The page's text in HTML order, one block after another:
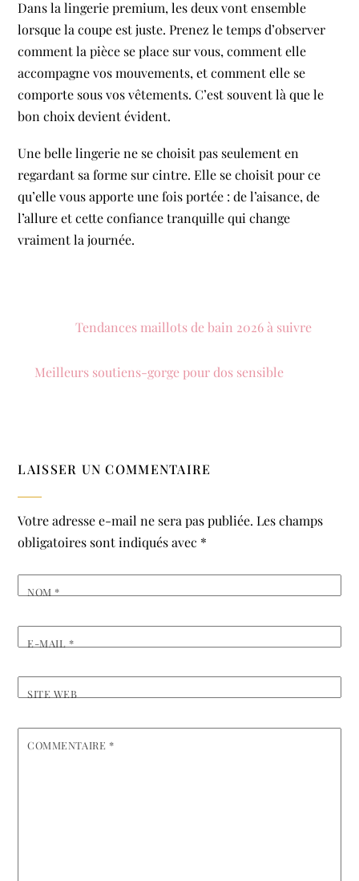
Dans la lingerie premium, les deux vont ensemble
lorsque la coupe est juste. Prenez le temps d’observer
comment la pièce se place sur vous, comment elle
accompagne vos mouvements, et comment elle se
comporte sous vos vêtements. C’est souvent là que le
bon choix devient évident.
Une belle lingerie ne se choisit pas seulement en
regardant sa forme sur cintre. Elle se choisit pour ce
qu’elle vous apporte une fois portée : de l’aisance, de
l’allure et cette confiance tranquille qui change
vraiment la journée.
Tendances maillots de bain 2026 à suivre
Meilleurs soutiens-gorge pour dos sensible
LAISSER UN COMMENTAIRE
Votre adresse e-mail ne sera pas publiée. Les champs
obligatoires sont indiqués avec *
NOM *
E-MAIL *
SITE WEB
COMMENTAIRE *